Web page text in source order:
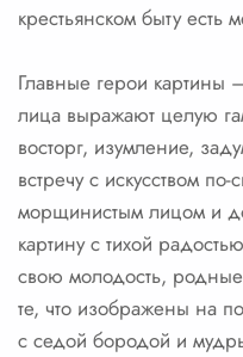
крестьянском быту есть
Главные герои картины
лица выражают целую
восторг, изумление,
встречу с искусством
морщинистым лицом и
картину с тихой
свою молодость,
те, что изображены на
с седой бородой и